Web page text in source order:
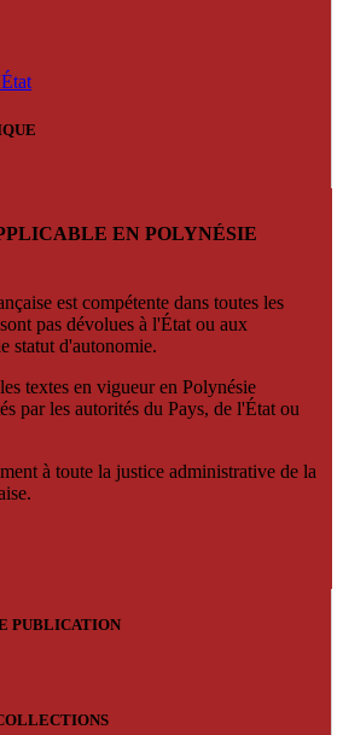
EN POLYNÉSIE
est compétente dans toutes les
pas dévolues à l'État ou aux
statut d'autonomie.
textes en vigueur en Polynésie
par les autorités du Pays, de l'État ou
à toute la justice administrative de la
PUBLICATION